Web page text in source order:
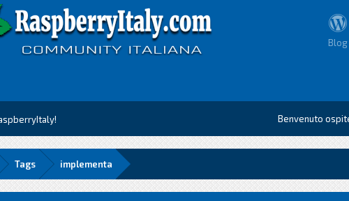
Blog
Benvenuto
Tags implementa